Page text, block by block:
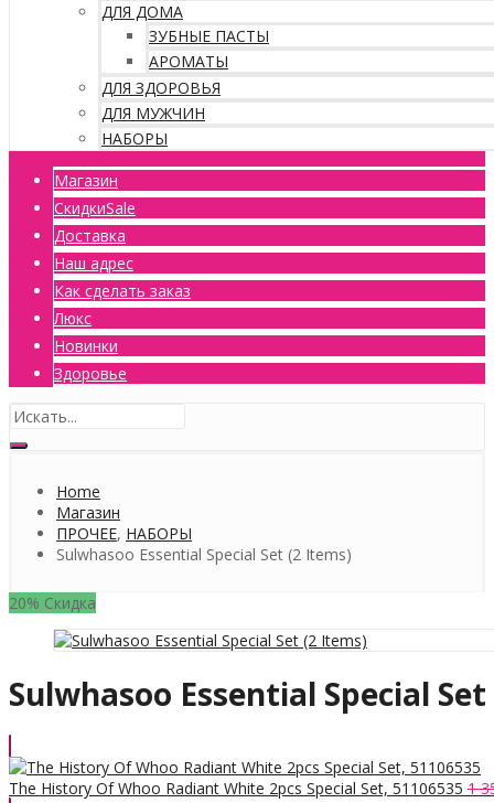
ДЛЯ ДОМА
ЗУБНЫЕ ПАСТЫ
АРОМАТЫ
ДЛЯ ЗДОРОВЬЯ
ДЛЯ МУЖЧИН
НАБОРЫ
Магазин
СкидкиSale
Доставка
Наш адрес
Как сделать заказ
Люкс
Новинки
Здоровье
Home
Магазин
ПРОЧЕЕ, НАБОРЫ
Sulwhasoo Essential Special Set (2 Items)
20% Скидка
Sulwhasoo Essential Special
The History Of Whoo Radiant White 2pcs Special Set, 51106535 1